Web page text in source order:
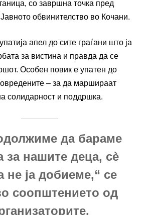
со завршна точка пред
обвинителство во Кочани.
апел до сите граѓани што ја
за вистина и правда да се
Особен повик е упатен до
– за да маршираат
солидарност и поддршка.
да бараме
за нашите деца, сè
не ја добиеме,“ се
соопштението од